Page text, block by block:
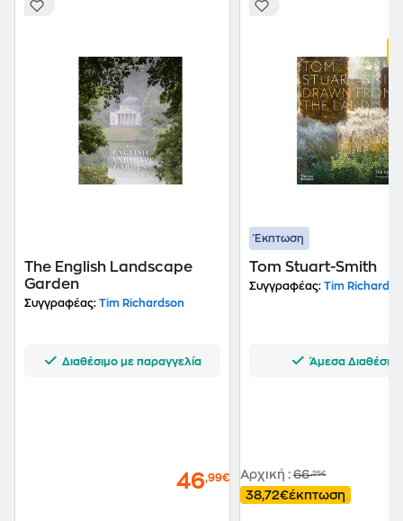
The English Landscape
Garden
Συγγραφέας: Tim Richardson
Διαθέσιμο με παραγγελία
46,99€
Έκπτωση
Tom Stuart-Smith
Συγγραφέας: Tim
Άμεσα Διαθέσιμο
Αρχική : 66,25€
38,72€έκπτωση